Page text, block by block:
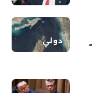
دولي